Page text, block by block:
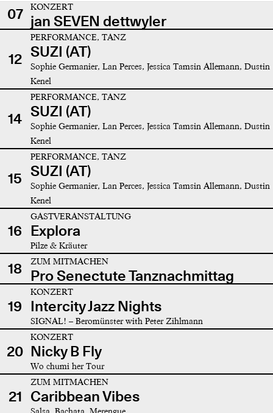
07
KONZERT
jan SEVEN dettwyler
12
PERFORMANCE, TANZ
SUZI (AT)
Sophie Germanier, Lan Perces, Jessica Tamsin Allemann, Dustin
Kenel
14
PERFORMANCE, TANZ
SUZI (AT)
Sophie Germanier, Lan Perces, Jessica Tamsin Allemann, Dustin
Kenel
15
PERFORMANCE, TANZ
SUZI (AT)
Sophie Germanier, Lan Perces, Jessica Tamsin Allemann, Dustin
Kenel
16
GASTVERANSTALTUNG
Explora
Pilze & Kräuter
18 ZUM MITMACHEN
Pro Senectute Tanznachmittag
19
KONZERT
Intercity Jazz Nights
SIGNAL! – Beromünster with Peter Zihlmann
20
KONZERT
Nicky B Fly
Wo chumi her Tour
21
ZUM MITMACHEN
Caribbean Vibes